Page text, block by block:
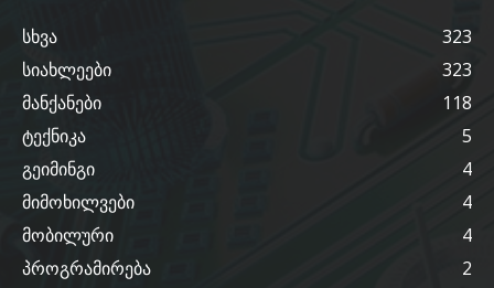
სხვა
323
სიახლეები
323
მანქანები
118
ტექნიკა
5
გეიმინგი
4
მიმოხილვები
4
მობილური
4
პროგრამირება
2